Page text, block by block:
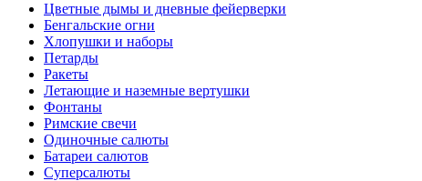
Цветные дымы и дневные фейерверки
Бенгальские огни
Хлопушки и наборы
Петарды
Ракеты
Летающие и наземные вертушки
Фонтаны
Римские свечи
Одиночные салюты
Батареи салютов
Суперсалюты